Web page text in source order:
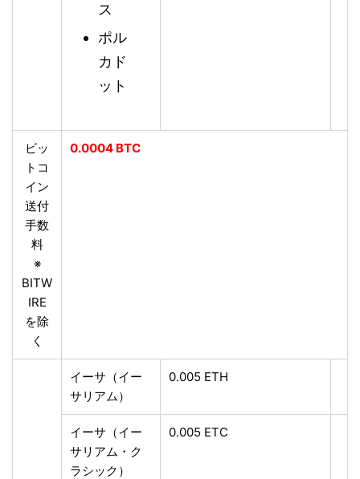
ス
ポル
カド
ット
ビッ
トコ
イン
送付
手数
料
※
BITW
IRE
を除
く
0.0004 BTC
イーサ（イー
サリアム）
0.005 ETH
イーサ（イー
サリアム・ク
ラシック）
0.005 ETC